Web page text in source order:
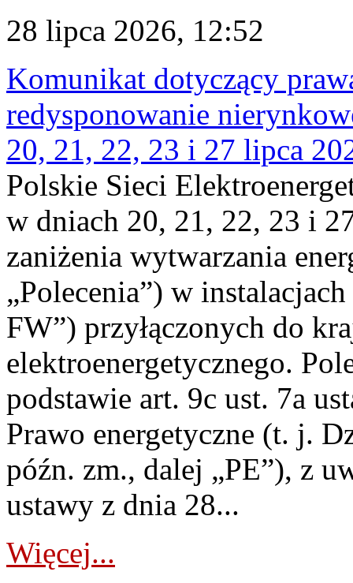
28 lipca 2026, 12:52
Komunikat dotyczący
redysponowanie
20, 21, 22, 23 i 27 lipca
Polskie Sieci
w dniach 20, 21, 22, 23 i
zaniżenia wytwarzania
„Polecenia”) w
FW”) przyłączonych do
elektroenergetycznego.
podstawie art. 9c ust. 7a
Prawo energetyczne (t. j.
późn. zm., dalej „PE”), z
ustawy z dnia 28...
Więcej...